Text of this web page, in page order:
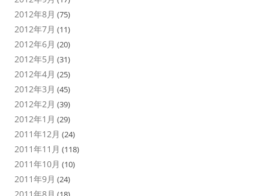
2012年8月 (75)
2012年7月 (11)
2012年6月 (20)
2012年5月 (31)
2012年4月 (25)
2012年3月 (45)
2012年2月 (39)
2012年1月 (29)
2011年12月 (24)
2011年11月 (118)
2011年10月 (10)
2011年9月 (24)